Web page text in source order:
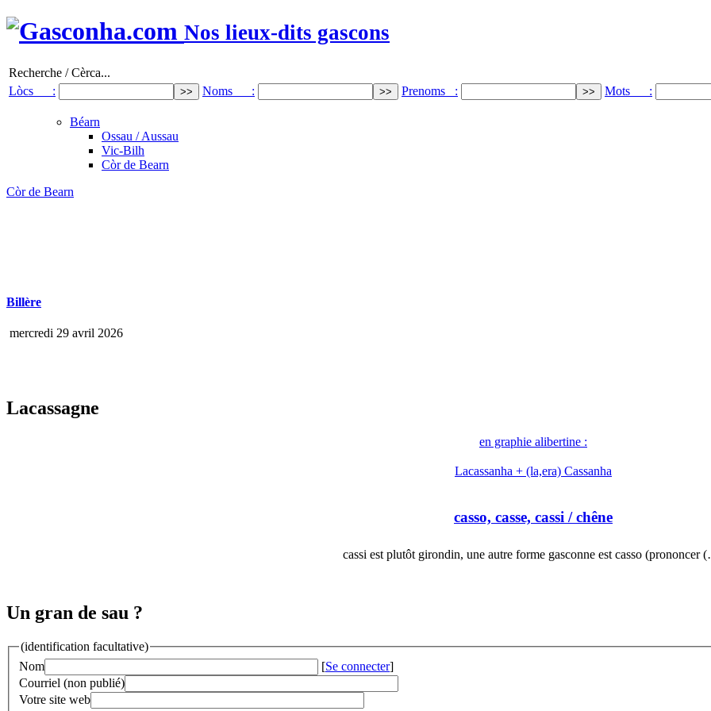
Nos lieux-dits gascons
Recherche / Cèrca...
Lòcs :
Noms : Prenoms : Mots :
Béarn
Ossau / Aussau
Vic-Bilh
Còr de Bearn
Còr de Bearn
Billère
mercredi 29 avril 2026
Lacassagne
en graphie alibertine :
Lacassanha + (la,era) Cassanha
casso, casse, cassi / chêne
cassi est plutôt girondin, une autre forme gasconne est casso (prononcer
Un gran de sau ?
(identification facultative)
Nom
[Se connecter]
Courriel (non publié)
Votre site web